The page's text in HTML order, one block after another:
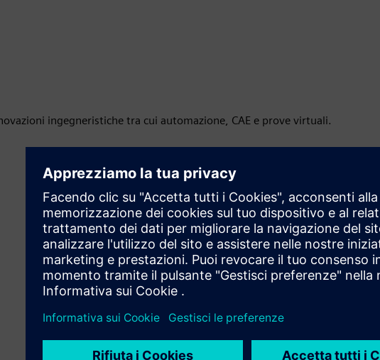
ingegneristiche tra cui automazione, CAE e prove virtuali.
Movimento
Build
Estende o si basa su un prodotto / una soluzione Siemens
soluzione per i clienti tramite l'integrazione del prodotto